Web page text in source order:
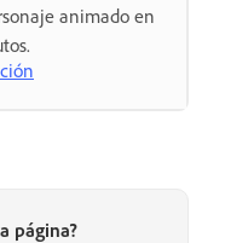
animado en
página?